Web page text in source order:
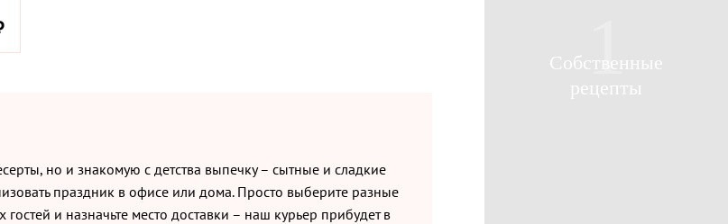
но и знакомую с детства выпечку – сытные и сладкие
праздник в офисе или дома. Просто выберите разные
и назначьте место доставки – наш курьер прибудет в
1
Собственные
рецепты